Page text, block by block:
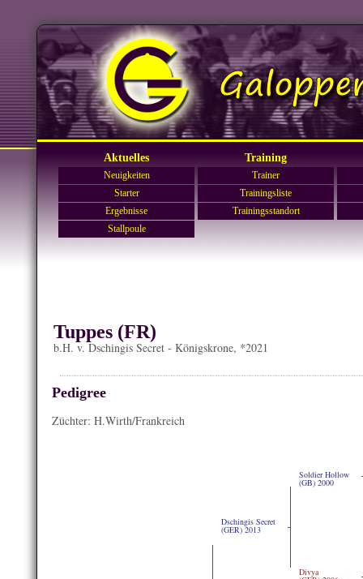
Aktuelles Training
Neuigkeiten
Starter
Ergebnisse
Stallpoule
Trainer
Trainingsliste
Trainingsstandort
Tuppes (FR)
b.H. v. Dschingis Secret - Königskrone, *2021
Pedigree
Züchter: H.Wirth/Frankreich
Dschingis Secret
(GER) 2013
Soldier Hollow
(GB) 2000
Divya